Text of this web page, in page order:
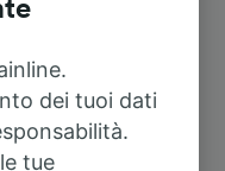
utilizza i nostri
dei tuoi dati
tue